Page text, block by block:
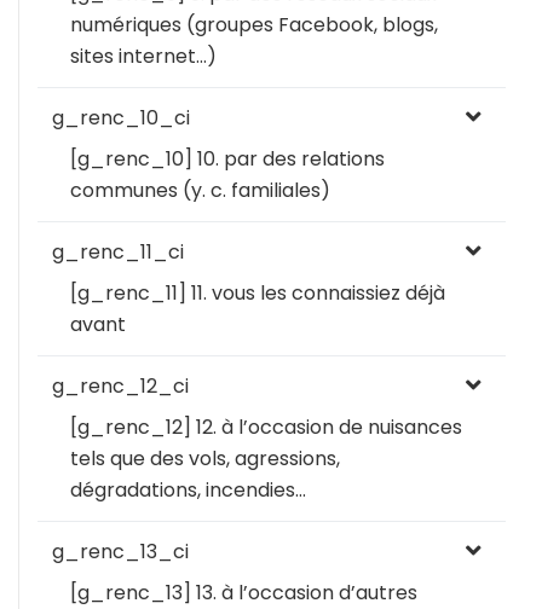
numériques (groupes Facebook, blogs,
sites internet…)
g_renc_10_ci
[g_renc_10] 10. par des relations
communes (y. c. familiales)
g_renc_11_ci
[g_renc_11] 11. vous les connaissiez déjà
avant
g_renc_12_ci
[g_renc_12] 12. à l’occasion de nuisances
tels que des vols, agressions,
dégradations, incendies…
g_renc_13_ci
[g_renc_13] 13. à l’occasion d’autres